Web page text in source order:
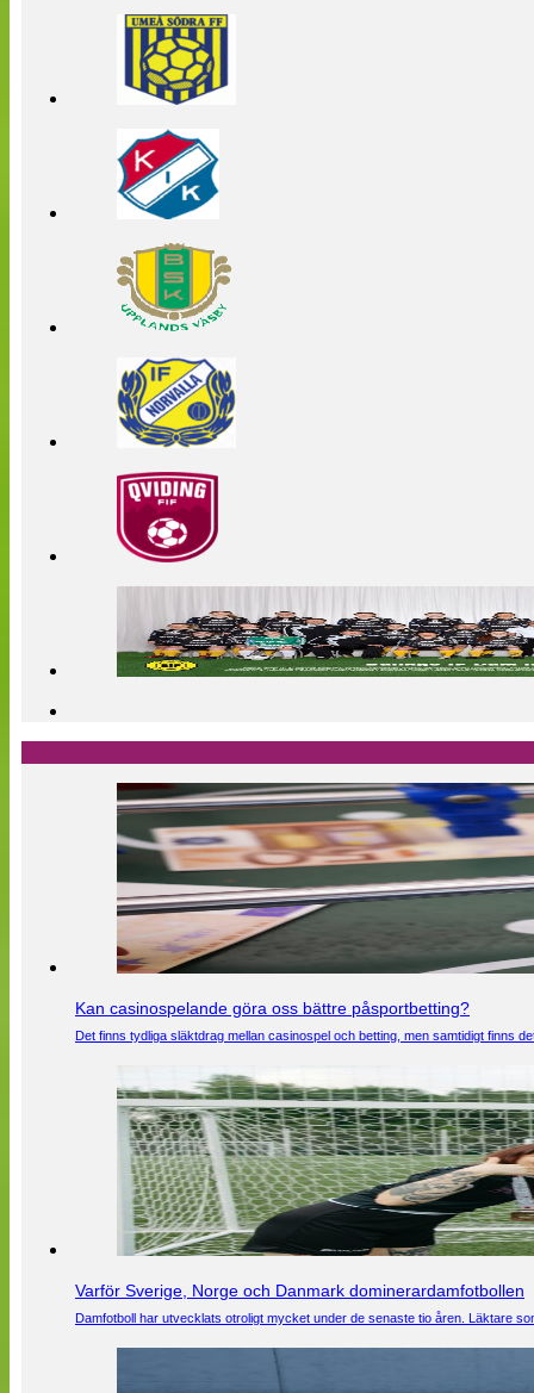
Kan casinospelande göra oss bättre påsportbetting?
Det finns tydliga släktdrag mellan casinospel och betting, men samtidigt finns
Varför Sverige, Norge och Danmark dominerardamfotbollen
Damfotboll har utvecklats otroligt mycket under de senaste tio åren. Läktare